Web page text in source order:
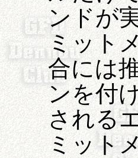
ンドが
ミット
合には
ンを付
される
ミット